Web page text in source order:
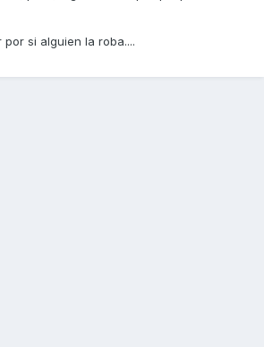
si alguien la roba....